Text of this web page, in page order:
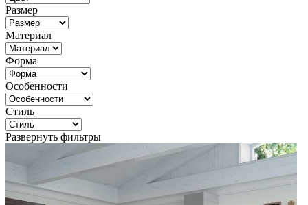
Размер
Материал
Форма
Особенности
Стиль
Развернуть фильтры